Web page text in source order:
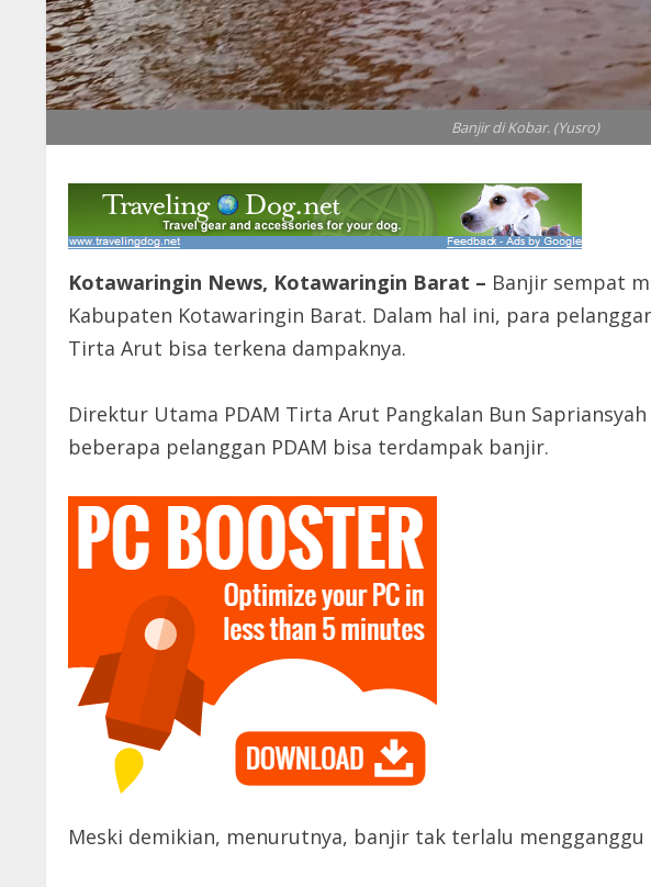
Banjir di Kobar. (Yusro)
Kotawaringin News, Kotawaringin Barat – Banjir sempat
Kabupaten Kotawaringin Barat. Dalam hal ini, para
Tirta Arut bisa terkena dampaknya.
Direktur Utama PDAM Tirta Arut Pangkalan Bun
beberapa pelanggan PDAM bisa terdampak banjir.
Meski demikian, menurutnya, banjir tak terlalu mengganggu